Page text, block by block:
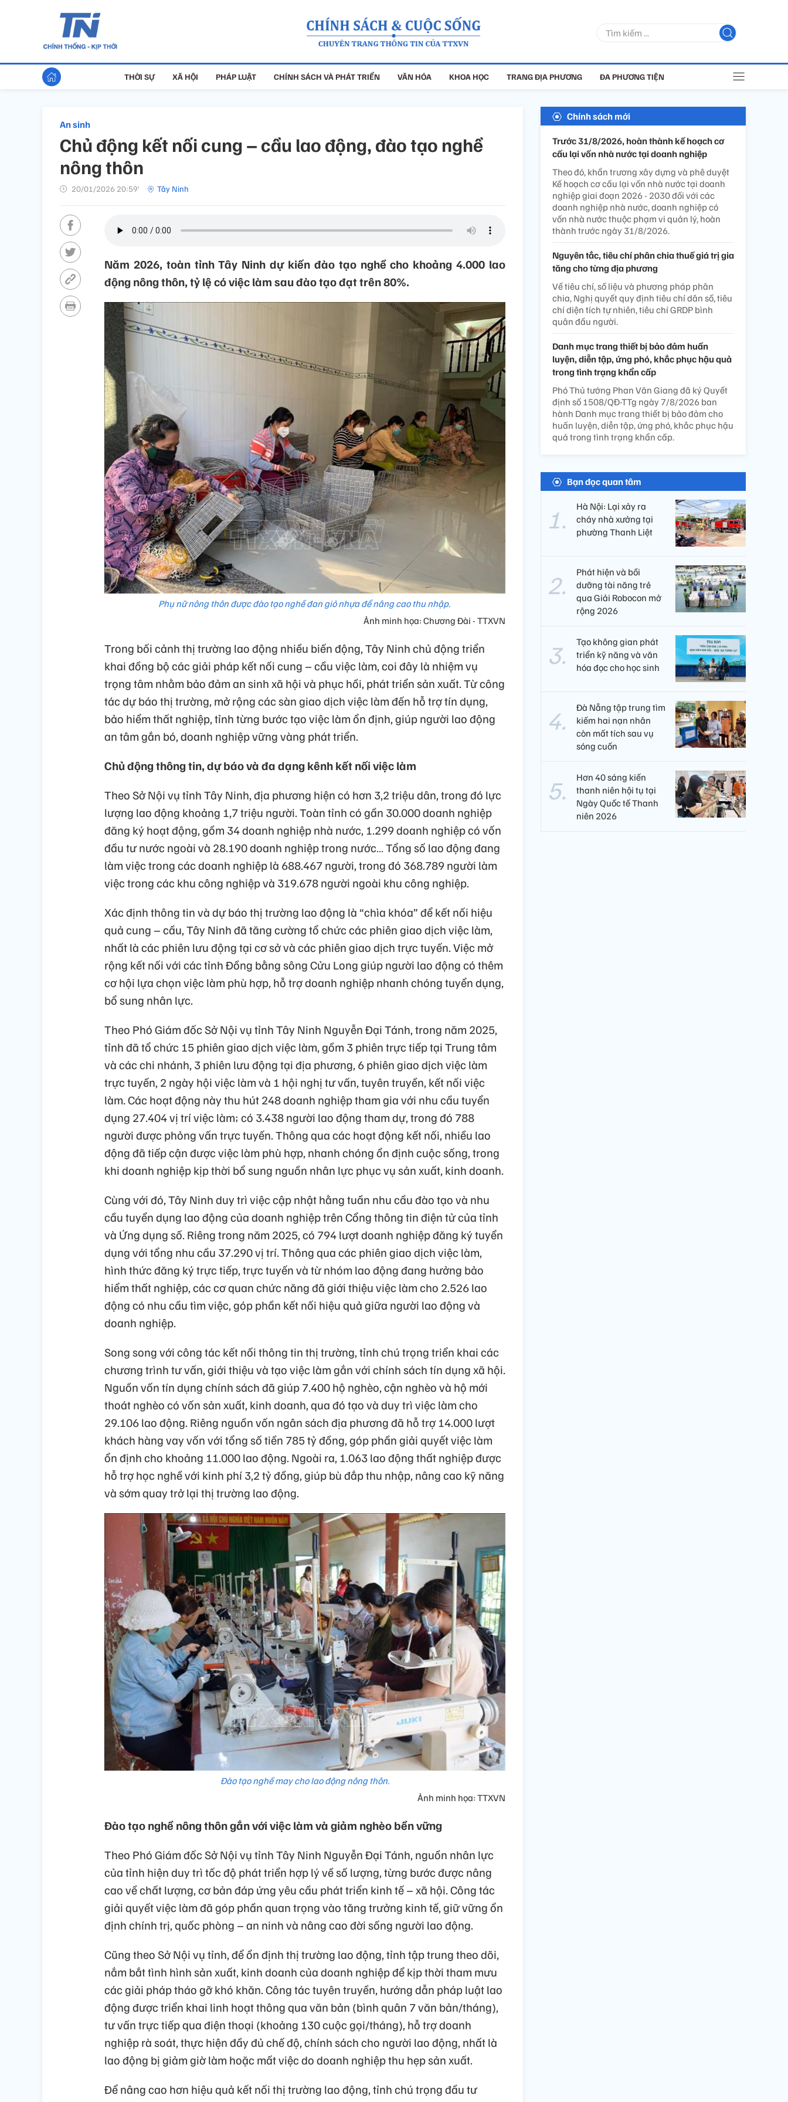
THỜI SỰ XÃ HỘI PHÁP LUẬT CHÍNH SÁCH VÀ PHÁT TRIỂN VĂN HÓA KHOA HỌC TRANG ĐỊA PHƯƠNG ĐA PHƯƠNG TIỆN
An sinh
Chủ động kết nối cung – cầu lao động, đào tạo nghề
nông thôn
20/01/2026 20:59’ Tây Ninh
Năm 2026, toàn tỉnh Tây Ninh dự kiến đào tạo nghề cho khoảng 4.000 lao
động nông thôn, tỷ lệ có việc làm sau đào tạo đạt trên 80%.
Phụ nữ nông thôn được đào tạo nghề đan giỏ nhựa để nâng cao thu nhập.
Ảnh minh họa: Chương Đài - TTXVN
Trong bối cảnh thị trường lao động nhiều biến động, Tây Ninh chủ động triển
khai đồng bộ các giải pháp kết nối cung – cầu việc làm, coi đây là nhiệm vụ
trọng tâm nhằm bảo đảm an sinh xã hội và phục hồi, phát triển sản xuất. Từ công
tác dự báo thị trường, mở rộng các sàn giao dịch việc làm đến hỗ trợ tín dụng,
bảo hiểm thất nghiệp, tỉnh từng bước tạo việc làm ổn định, giúp người lao động
an tâm gắn bó, doanh nghiệp vững vàng phát triển.
Chủ động thông tin, dự báo và đa dạng kênh kết nối việc làm
Theo Sở Nội vụ tỉnh Tây Ninh, địa phương hiện có hơn 3,2 triệu dân, trong đó lực
lượng lao động khoảng 1,7 triệu người. Toàn tỉnh có gần 30.000 doanh nghiệp
đăng ký hoạt động, gồm 34 doanh nghiệp nhà nước, 1.299 doanh nghiệp có vốn
đầu tư nước ngoài và 28.190 doanh nghiệp trong nước… Tổng số lao động đang
làm việc trong các doanh nghiệp là 688.467 người, trong đó 368.789 người làm
việc trong các khu công nghiệp và 319.678 người ngoài khu công nghiệp.
Xác định thông tin và dự báo thị trường lao động là “chìa khóa” để kết nối hiệu
quả cung – cầu, Tây Ninh đã tăng cường tổ chức các phiên giao dịch việc làm,
nhất là các phiên lưu động tại cơ sở và các phiên giao dịch trực tuyến. Việc mở
rộng kết nối với các tỉnh Đồng bằng sông Cửu Long giúp người lao động có thêm
cơ hội lựa chọn việc làm phù hợp, hỗ trợ doanh nghiệp nhanh chóng tuyển dụng,
bổ sung nhân lực.
Theo Phó Giám đốc Sở Nội vụ tỉnh Tây Ninh Nguyễn Đại Tánh, trong năm 2025,
tỉnh đã tổ chức 15 phiên giao dịch việc làm, gồm 3 phiên trực tiếp tại Trung tâm
và các chi nhánh, 3 phiên lưu động tại địa phương, 6 phiên giao dịch việc làm
trực tuyến, 2 ngày hội việc làm và 1 hội nghị tư vấn, tuyên truyền, kết nối việc
làm. Các hoạt động này thu hút 248 doanh nghiệp tham gia với nhu cầu tuyển
dụng 27.404 vị trí việc làm; có 3.438 người lao động tham dự, trong đó 788
người được phỏng vấn trực tuyến. Thông qua các hoạt động kết nối, nhiều lao
động đã tiếp cận được việc làm phù hợp, nhanh chóng ổn định cuộc sống, trong
khi doanh nghiệp kịp thời bổ sung nguồn nhân lực phục vụ sản xuất, kinh doanh.
Cùng với đó, Tây Ninh duy trì việc cập nhật hằng tuần nhu cầu đào tạo và nhu
cầu tuyển dụng lao động của doanh nghiệp trên Cổng thông tin điện tử của tỉnh
và Ứng dụng số. Riêng trong năm 2025, có 794 lượt doanh nghiệp đăng ký tuyển
dụng với tổng nhu cầu 37.290 vị trí. Thông qua các phiên giao dịch việc làm,
hình thức đăng ký trực tiếp, trực tuyến và từ nhóm lao động đang hưởng bảo
hiểm thất nghiệp, các cơ quan chức năng đã giới thiệu việc làm cho 2.526 lao
động có nhu cầu tìm việc, góp phần kết nối hiệu quả giữa người lao động và
doanh nghiệp.
Song song với công tác kết nối thông tin thị trường, tỉnh chú trọng triển khai các
chương trình tư vấn, giới thiệu và tạo việc làm gắn với chính sách tín dụng xã hội.
Nguồn vốn tín dụng chính sách đã giúp 7.400 hộ nghèo, cận nghèo và hộ mới
thoát nghèo có vốn sản xuất, kinh doanh, qua đó tạo và duy trì việc làm cho
29.106 lao động. Riêng nguồn vốn ngân sách địa phương đã hỗ trợ 14.000 lượt
khách hàng vay vốn với tổng số tiền 785 tỷ đồng, góp phần giải quyết việc làm
ổn định cho khoảng 11.000 lao động. Ngoài ra, 1.063 lao động thất nghiệp được
hỗ trợ học nghề với kinh phí 3,2 tỷ đồng, giúp bù đắp thu nhập, nâng cao kỹ năng
và sớm quay trở lại thị trường lao động.
Đào tạo nghề may cho lao động nông thôn.
Ảnh minh họa: TTXVN
Đào tạo nghề nông thôn gắn với việc làm và giảm nghèo bền vững
Theo Phó Giám đốc Sở Nội vụ tỉnh Tây Ninh Nguyễn Đại Tánh, nguồn nhân lực
của tỉnh hiện duy trì tốc độ phát triển hợp lý về số lượng, từng bước được nâng
cao về chất lượng, cơ bản đáp ứng yêu cầu phát triển kinh tế – xã hội. Công tác
giải quyết việc làm đã góp phần quan trọng vào tăng trưởng kinh tế, giữ vững ổn
định chính trị, quốc phòng – an ninh và nâng cao đời sống người lao động.
Cũng theo Sở Nội vụ tỉnh, để ổn định thị trường lao động, tỉnh tập trung theo dõi,
nắm bắt tình hình sản xuất, kinh doanh của doanh nghiệp để kịp thời tham mưu
các giải pháp tháo gỡ khó khăn. Công tác tuyên truyền, hướng dẫn pháp luật lao
động được triển khai linh hoạt thông qua văn bản (bình quân 7 văn bản/tháng),
tư vấn trực tiếp qua điện thoại (khoảng 130 cuộc gọi/tháng), hỗ trợ doanh
nghiệp rà soát, thực hiện đầy đủ chế độ, chính sách cho người lao động, nhất là
lao động bị giảm giờ làm hoặc mất việc do doanh nghiệp thu hẹp sản xuất.
Để nâng cao hơn hiệu quả kết nối thị trường lao động, tỉnh chú trọng đầu tư
Chính sách mới
Trước 31/8/2026, hoàn thành kế hoạch cơ
cấu lại vốn nhà nước tại doanh nghiệp
Theo đó, khẩn trương xây dựng và phê duyệt
Kế hoạch cơ cấu lại vốn nhà nước tại doanh
nghiệp giai đoạn 2026 - 2030 đối với các
doanh nghiệp nhà nước, doanh nghiệp có
vốn nhà nước thuộc phạm vi quản lý, hoàn
thành trước ngày 31/8/2026.
Nguyên tắc, tiêu chí phân chia thuế giá trị gia
tăng cho từng địa phương
Về tiêu chí, số liệu và phương pháp phân
chia, Nghị quyết quy định tiêu chí dân số, tiêu
chí diện tích tự nhiên, tiêu chí GRDP bình
quân đầu người.
Danh mục trang thiết bị bảo đảm huấn
luyện, diễn tập, ứng phó, khắc phục hậu quả
trong tình trạng khẩn cấp
Phó Thủ tướng Phan Văn Giang đã ký Quyết
định số 1508/QĐ-TTg ngày 7/8/2026 ban
hành Danh mục trang thiết bị bảo đảm cho
huấn luyện, diễn tập, ứng phó, khắc phục hậu
quả trong tình trạng khẩn cấp.
Bạn đọc quan tâm
Hà Nội: Lại xảy ra
cháy nhà xưởng tại
phường Thanh Liệt
Phát hiện và bồi
dưỡng tài năng trẻ
qua Giải Robocon mở
rộng 2026
Tạo không gian phát
triển kỹ năng và văn
hóa đọc cho học sinh
Đà Nẵng tập trung tìm
kiếm hai nạn nhân
còn mất tích sau vụ
sóng cuốn
Hơn 40 sáng kiến
thanh niên hội tụ tại
Ngày Quốc tế Thanh
niên 2026